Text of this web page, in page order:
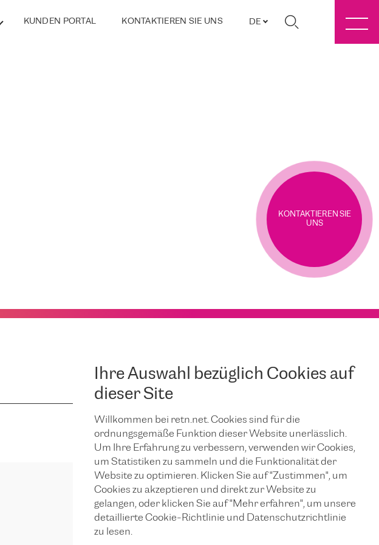
KUNDEN PORTAL KONTAKTIEREN SIE UNS DE
Ihre Auswahl bezüglich Cookies auf
dieser Site
Willkommen bei retn.net. Cookies sind für die
ordnungsgemäße Funktion dieser Website unerlässlich.
Um Ihre Erfahrung zu verbessern, verwenden wir Cookies,
um Statistiken zu sammeln und die Funktionalität der
Website zu optimieren. Klicken Sie auf "Zustimmen", um
Cookies zu akzeptieren und direkt zur Website zu
gelangen, oder klicken Sie auf "Mehr erfahren", um unsere
detaillierte Cookie-Richtlinie und Datenschutzrichtlinie
zu lesen.
KONTAKTIEREN SIE
UNS